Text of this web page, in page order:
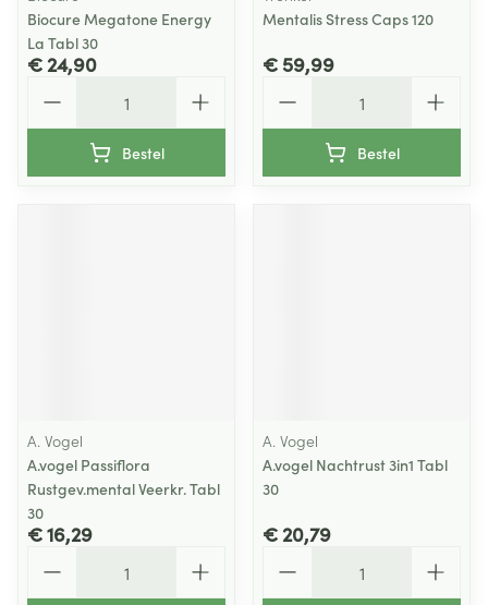
Biocure Megatone Energy
La Tabl 30
€ 24,90
Bestel
Mentalis Stress Caps 120
€ 59,99
Bestel
A. Vogel
A.vogel Passiflora
Rustgev.mental Veerkr. Tabl
30
€ 16,29
A. Vogel
A.vogel Nachtrust 3in1 Tabl
30
€ 20,79